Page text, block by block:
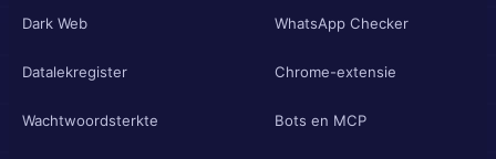
Dark Web
Datalekregister
Wachtwoordsterkte
WhatsApp Checker
Chrome-extensie
Bots en MCP